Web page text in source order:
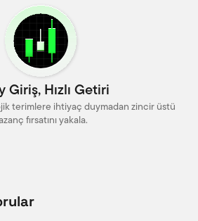
Giriş, Hızlı Getiri
terimlere ihtiyaç duymadan zincir üstü
fırsatını yakala.